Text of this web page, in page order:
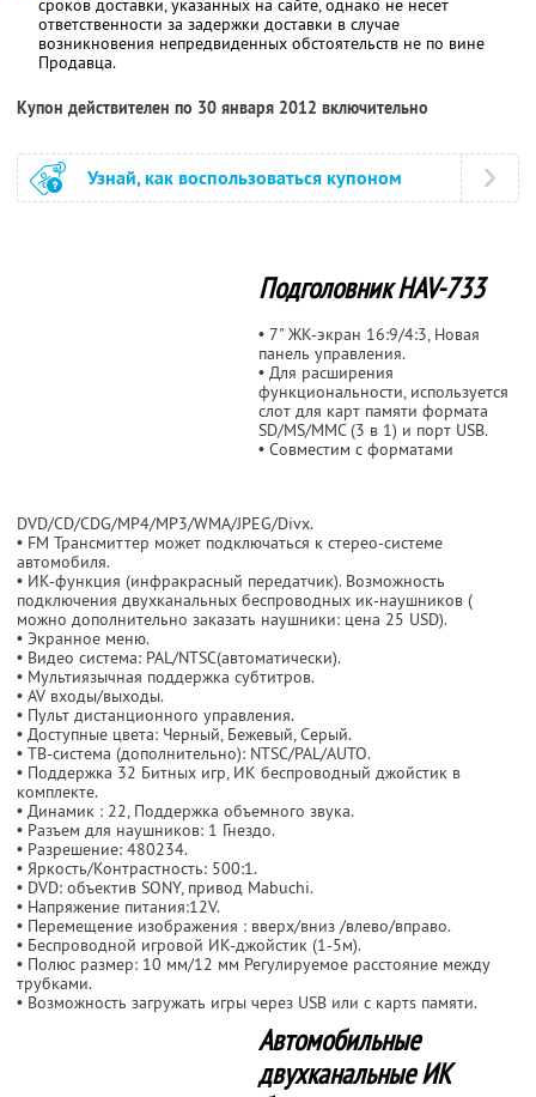
сроков доставки, указанных на сайте, однако не несет
ответственности за задержки доставки в случае
возникновения непредвиденных обстоятельств не по вине
Продавца.
Купон действителен по 30 января 2012 включительно
Узнай, как воспользоваться купоном
Подголовник HAV-733
• 7" ЖК-экран 16:9/4:3, Новая
панель управления.
• Для расширения
функциональности, используется
слот для карт памяти формата
SD/MS/MMC (3 в 1) и порт USB.
• Совместим с форматами
DVD/CD/CDG/MP4/MP3/WMA/JPEG/Divx.
• FM Трансмиттер может подключаться к стерео-системе
автомобиля.
• ИК-функция (инфракрасный передатчик). Возможность
подключения двухканальных беспроводных ик-наушников (
можно дополнительно заказать наушники: цена 25 USD).
• Экранное меню.
• Видео система: PAL/NTSC(автоматически).
• Мультиязычная поддержка субтитров.
• AV входы/выходы.
• Пульт дистанционного управления.
• Доступные цвета: Черный, Бежевый, Серый.
• ТВ-система (дополнительно): NTSC/PAL/AUTO.
• Поддержка 32 Битных игр, ИК беспроводный джойстик в
комплекте.
• Динамик : 22, Поддержка объемного звука.
• Разъем для наушников: 1 Гнездо.
• Разрешение: 480234.
• Яркость/Контрастность: 500:1.
• DVD: объектив SONY, привод Mabuchi.
• Напряжение питания:12V.
• Перемещение изображения : вверх/вниз /влево/вправо.
• Беспроводной игровой ИК-джойстик (1-5м).
• Полюс размер: 10 мм/12 мм Регулируемое расстояние между
трубками.
• Возможность загружать игры через USB или c картs памяти.
Автомобильные
двухканальные ИК